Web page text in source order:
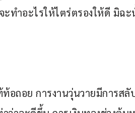
ทำอะไรให้ไตร่ตรองให้ดี มิฉะ
อถอย การงานวุ่นวายมีการส